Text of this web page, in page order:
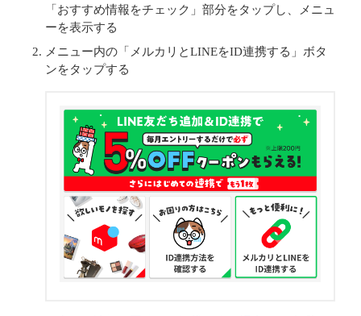
「おすすめ情報をチェック」部分をタップし、メニュ
ーを表示する
メニュー内の「メルカリとLINEをID連携する」ボタ
ンをタップする